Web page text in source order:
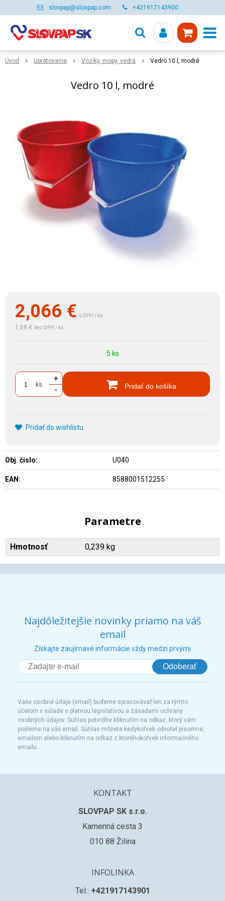
slovpap@slovpap.com +421917143900
Úvod Upratovanie Vozíky, mopy, vedrá Vedro 10 l, modré
Vedro 10 l, modré
2,066 € s DPH / ks
1,68 € bez DPH / ks
5 ks
ks
+
-
Pridať do košíka
Pridať do wishlistu
Obj. čislo: U040
EAN: 8588001512255
Parametre
Hmotnosť 0,239 kg
Najdôležitejšie novinky priamo na váš
email
Získajte zaujímavé informácie vždy medzi prvými
Odoberať
Vaše osobné údaje (email) budeme spracovávať len za týmto
účelom v súlade s platnou legislatívou a zásadami ochrany
osobných údajov. Súhlas potvrdíte kliknutím na odkaz, ktorý vám
pošleme na váš email. Súhlas môžete kedykoľvek odvolať písomne,
emailom alebo kliknutím na odkaz z ktoréhokoľvek informačného
emailu.
KONTAKT
SLOVPAP SK s.r.o.
Kamenná cesta 3
010 88 Žilina
INFOLINKA
Tel.: +421917143901